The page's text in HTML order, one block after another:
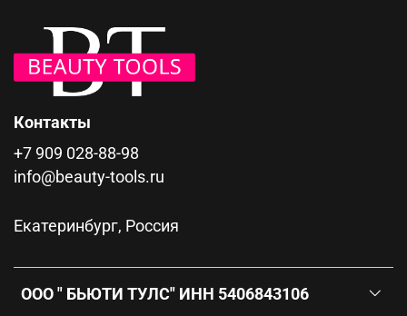
ООО " БЬЮТИ ТУЛС" ИНН 5406843106
Контакты
+7 909 028-88-98
info@beauty-tools.ru
Екатеринбург, Россия